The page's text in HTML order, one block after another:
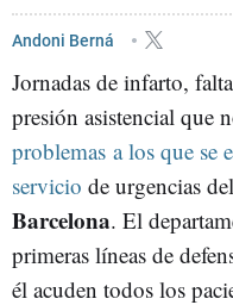
Andoni Berná
Jornadas de infarto,
presión asistencial que
problemas a los que se
servicio de urgencias del
Barcelona. El
primeras líneas de
él acuden todos los